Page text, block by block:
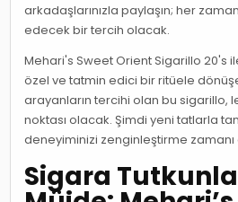
arkadaşlarınızla paylaşın; her
edecek bir tercih olacak.
Mehari's Sweet Orient Sigarillo 20's
özel ve tatmin edici bir ritüele
arayanların tercihi olan bu sigarillo,
noktası olacak. Şimdi yeni tatlarla
deneyiminizi zenginleştirme zamanı
Sigara